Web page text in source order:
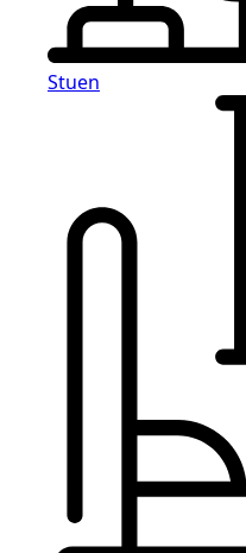
Stuen